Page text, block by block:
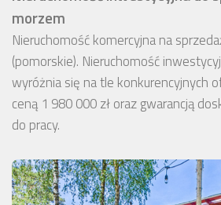
morzem
Nieruchomość komercyjna na
(pomorskie). Nieruchomość
wyróżnia się na tle konkurencyjnych
ceną 1 980 000 zł oraz gwarancją
do pracy.